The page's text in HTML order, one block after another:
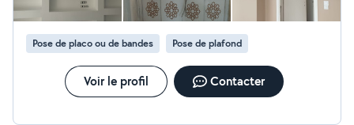
Pose de placo ou de bandes Pose de plafond
Voir le profil Contacter